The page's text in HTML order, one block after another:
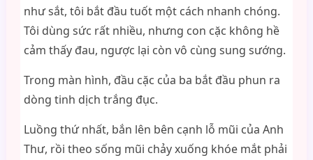
như sắt, tôi bắt đầu tuốt một cách nhanh chóng.
Tôi dùng sức rất nhiều, nhưng con cặc không hề
cảm thấy đau, ngược lại còn vô cùng sung sướng.
Trong màn hình, đầu cặc của ba bắt đầu phun ra
dòng tinh dịch trắng đục.
Luồng thứ nhất, bắn lên bên cạnh lỗ mũi của Anh
Thư, rồi theo sống mũi chảy xuống khóe mắt phải